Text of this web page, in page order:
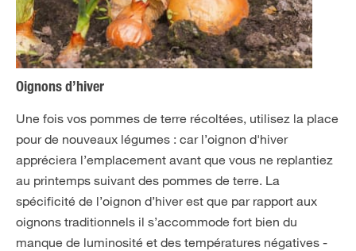
Oignons d’hiver
Une fois vos pommes de terre récoltées, utilisez la place
pour de nouveaux légumes : car l’oignon d'hiver
appréciera l’emplacement avant que vous ne replantiez
au printemps suivant des pommes de terre. La
spécificité de l’oignon d’hiver est que par rapport aux
oignons traditionnels il s’accommode fort bien du
manque de luminosité et des températures négatives -